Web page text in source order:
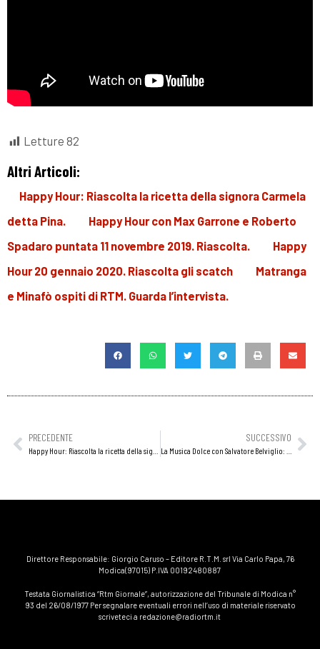
Letture 82
Altri Articoli:
Happy Hour: Riascolta la ricetta della signora Carmela
detta Pina.
Happy Hour con Max Garrone e Roberto
Spadaro puntata 11 novembre 2019. Riascolta.
Happy
Hour 20 gennaio 2020. Riascolta gli scatch
Matranga
e Minafò ospiti di RTM. Guarda l’intervista.
PRECEDENTE SUCCESSIVO
Direttore Responsabile: Giorgio Caruso – Editore R.T.M. srl Via Carlo Papa, 76
Modica(97015) P.IVA 00192480887
Testata Giornalistica “Rtm Giornale”, autorizzazione del Tribunale di Modica n°
93 del 26/08/1977 Per segnalare eventuali errori nell’uso di materiale riservato
scriveteci a redazione@radiortm.it